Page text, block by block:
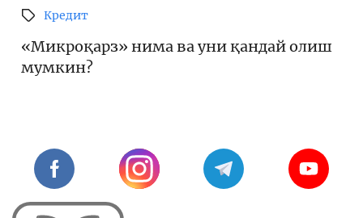
Кредит
«Микроқарз» нима ва уни қандай олиш
мумкин?